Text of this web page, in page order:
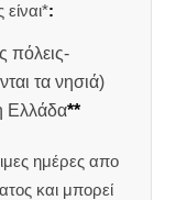
:
πόλεις-
τα νησιά)
Ελλάδα**
ημέρες απο
και μπορεί